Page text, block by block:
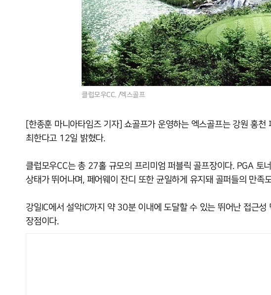
클럽모우CC. /엑스골프
[한종훈 마니아타임즈 기자] 쇼골프가 운영하는 엑스골프는 강원 홍
최한다고 12일 밝혔다.
클럽모우CC는 총 27홀 규모의 프리미엄 퍼블릭 골프장이다. PGA 토
상태가 뛰어나며, 페어웨이 잔디 또한 균일하게 유지돼 골퍼들의 만족
강일IC에서 설악IC까지 약 30분 이내에 도달할 수 있는 뛰어난 접근
장점이다.